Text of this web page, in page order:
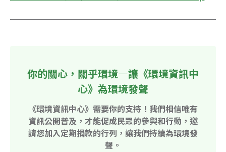
你的關心，關乎環境—讓《環境資訊中
心》為環境發聲
《環境資訊中心》需要你的支持！我們相信唯有
資訊公開普及，才能促成民眾的參與和行動，邀
請您加入定期捐款的行列，讓我們持續為環境發
聲。